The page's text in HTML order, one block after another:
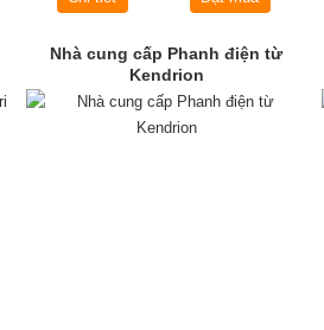
Nhà cung cấp Phanh điện từ
Kendrion